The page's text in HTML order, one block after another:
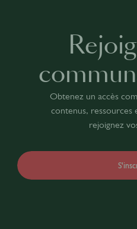
Obtenez un accès
contenus, ressources
rejoignez